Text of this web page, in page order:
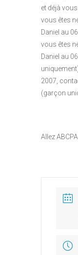
et déjà
vous êtes
Daniel au
vous êtes
Daniel au
2007,
(garçon
Allez